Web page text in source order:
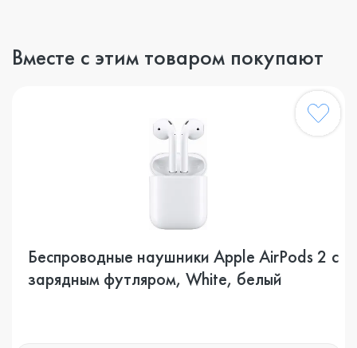
Вместе с этим товаром покупают
Беспроводные наушники Apple AirPods 2 с
зарядным футляром, White, белый